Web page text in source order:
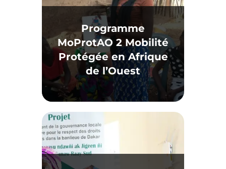
Programme
MoProtAO 2 Mobilité
Protégée en Afrique
de l’Ouest